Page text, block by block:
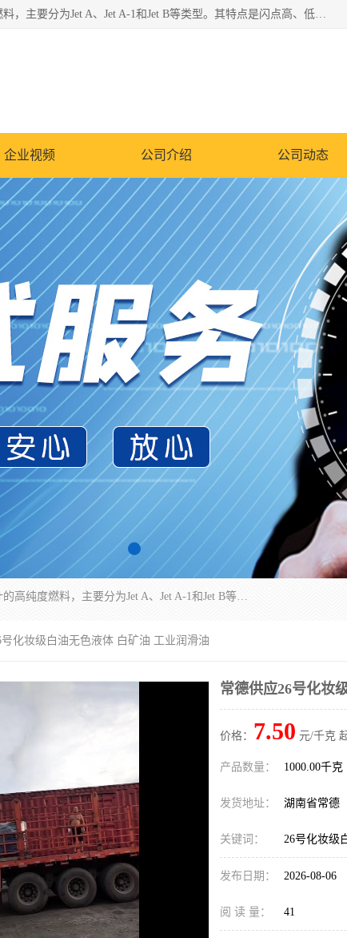
航空煤油（Jet Fuel）是专门为喷气式航空发动机设计的高纯度燃料，主要分为Jet A、Jet A-1和Jet B等类型。其特点是闪点高、低温流动性好，并添加了抗静电剂和抗氧化剂以确保飞行安全。航空煤油需
企业视频 公司介绍 公司动态
航空煤油（Jet Fuel）是专门为喷气式航空发动机设计的高纯度燃料，主要分为Jet A、Jet A-1和Jet B等类型。其特点是闪点高、低温流动性好，并添加了抗静电剂和抗氧化剂以确保飞行安全。航空煤油需
化妆级白油无色液体 白矿油 工业润滑油
常德供应26号化妆
价格： 7.50 元/千克
产品数量： 1000.00千克
发货地址： 湖南省常德
关键词： 26号化妆级
发布日期： 2026-08-06
阅 读 量： 41